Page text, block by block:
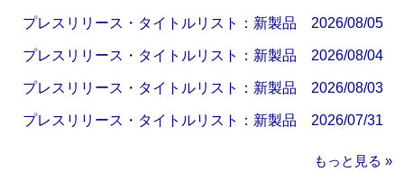
プレスリリース・タイトルリスト：新製品 2026/08/05
プレスリリース・タイトルリスト：新製品 2026/08/04
プレスリリース・タイトルリスト：新製品 2026/08/03
プレスリリース・タイトルリスト：新製品 2026/07/31
もっと見る »